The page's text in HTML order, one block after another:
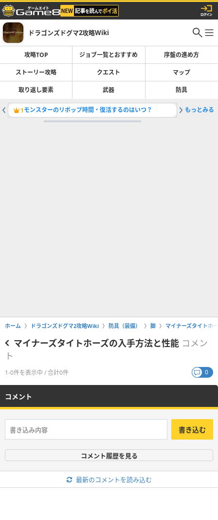
ドラゴンズドグマ2攻略Wiki
攻略TOP ジョブ一覧とおすすめ 序盤の進め方
ストーリー攻略 クエスト マップ
取り返し要素 武器 防具
1モンスターのリポップ時間・復活するのはいつ？ 2フロス
もっとみる
ホーム ドラゴンズドグマ2攻略Wiki 防具（装備） 脚 マイナーズタイトホ
マイナーズタイトホーズの入手方法と性能 コメン
ト
1-0件を表示中 / 合計0件 0
コメント
書き込む
コメント履歴を見る
最新のコメントを読み込む